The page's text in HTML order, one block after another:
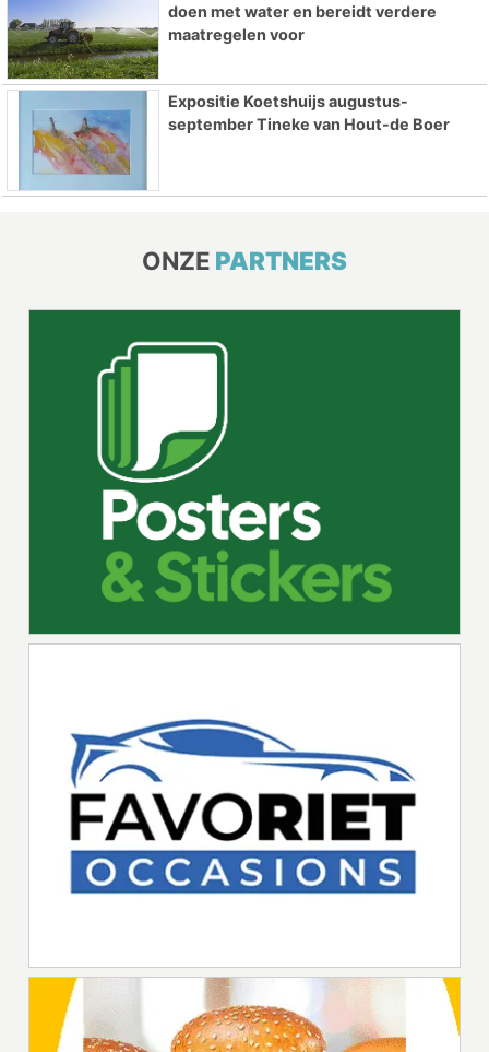
doen met water en bereidt verdere
maatregelen voor
Expositie Koetshuijs augustus-
september Tineke van Hout-de Boer
ONZE PARTNERS